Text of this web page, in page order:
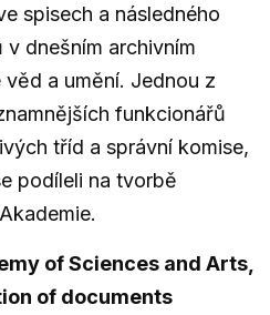
spisech a následného
dnešním archivním
a umění. Jednou z
funkcionářů
tříd a správní komise,
podíleli na tvorbě
of Sciences and Arts,
of documents